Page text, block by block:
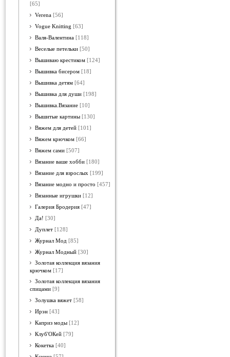
[65]
Verena [56]
Vogue Knitting [63]
Валя-Валентина [118]
Веселые петельки [50]
Вышиваю крестиком [124]
Вышивка бисером [18]
Вышивка детям [64]
Вышивка для души [198]
Вышивка.Вязание [10]
Вышитые картины [130]
Вяжем для детей [101]
Вяжем крючком [66]
Вяжем сами [507]
Вязание ваше хобби [180]
Вязание для взрослых [199]
Вязание модно и просто [457]
Вязанные игрушки [12]
Галерия Бродерия [47]
Да! [30]
Дуплет [128]
Журнал Мод [85]
Журнал Модный [30]
Золотая коллекция вязания
крючком [17]
Золотая коллекция вязания
спицами [9]
Золушка вяжет [58]
Ирэн [43]
Каприз моды [12]
Клуб'ОКей [79]
Кокетка [40]